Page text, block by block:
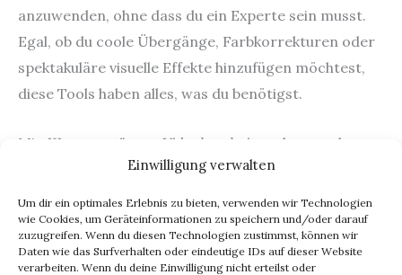
Einwilligung verwalten
Um dir ein optimales Erlebnis zu bieten, verwenden wir Technologien
wie Cookies, um Geräteinformationen zu speichern und/oder darauf
zuzugreifen. Wenn du diesen Technologien zustimmst, können wir
Daten wie das Surfverhalten oder eindeutige IDs auf dieser Website
verarbeiten. Wenn du deine Einwilligung nicht erteilst oder
anzuwenden, ohne dass du ein Experte sein musst.
Egal, ob du coole Übergänge, Farbkorrekturen oder
spektakuläre visuelle Effekte hinzufügen möchtest,
diese Tools haben alles, was du benötigst.
Mit KI-unterstützter Videobearbeitung
kannst du
auch automatisch unerwünschte Objekte oder
Personen aus deinen Videos entfernen. Keine
störenden Hintergrundgeräusche oder
unerwünschte Gäste mehr!